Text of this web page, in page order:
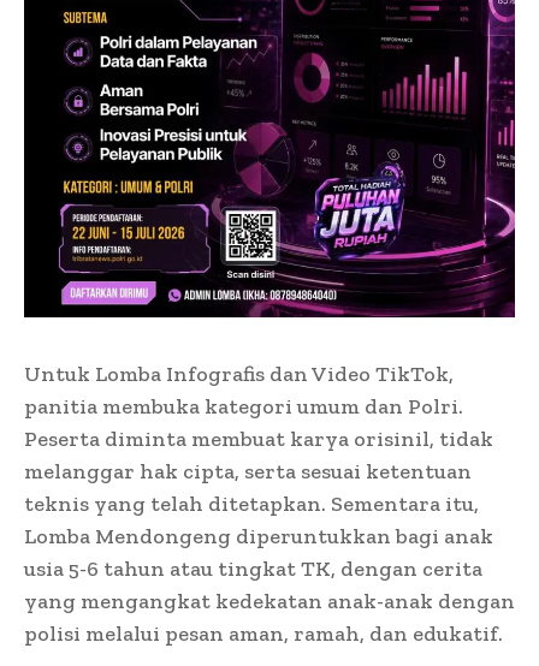
Untuk Lomba Infografis dan Video TikTok,
panitia membuka kategori umum dan Polri.
Peserta diminta membuat karya orisinil, tidak
melanggar hak cipta, serta sesuai ketentuan
teknis yang telah ditetapkan. Sementara itu,
Lomba Mendongeng diperuntukkan bagi anak
usia 5-6 tahun atau tingkat TK, dengan cerita
yang mengangkat kedekatan anak-anak dengan
polisi melalui pesan aman, ramah, dan edukatif.